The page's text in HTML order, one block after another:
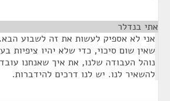
אתי בנדלר
אני לא אספיק לעשות את זה לשבוע
שאין שום סיכוי, כדי שלא יהיו ציפיות
נוהל העבודה שלנו, את איך שאנחנו
להשאיר לנו. יש לנו דרכים להידברות.